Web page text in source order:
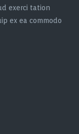
exerci tation
ex ea commodo